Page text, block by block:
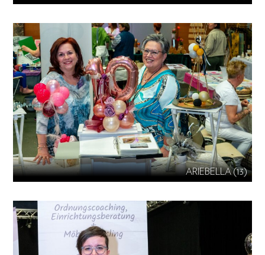
ARIEBELLA (13)